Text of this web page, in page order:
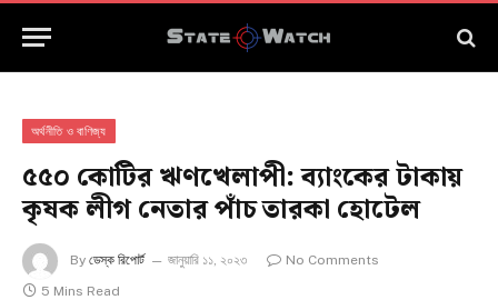
অর্থনীতি ও বাণিজ্য
৫৫০ কোটির ঋণখেলাপী: ব্যাংকের টাকায়
কৃষক লীগ নেতার পাঁচ তারকা হোটেল
By ডেস্ক রিপোর্ট জানুয়ারি ১১, ২০২৩
No Comments
5 Mins Read